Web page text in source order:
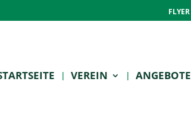
FLYER
VEREIN ANGEBOTE